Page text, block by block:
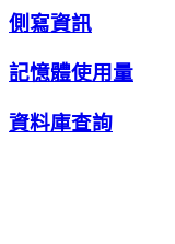
側寫資訊
記憶體使用量
資料庫查詢